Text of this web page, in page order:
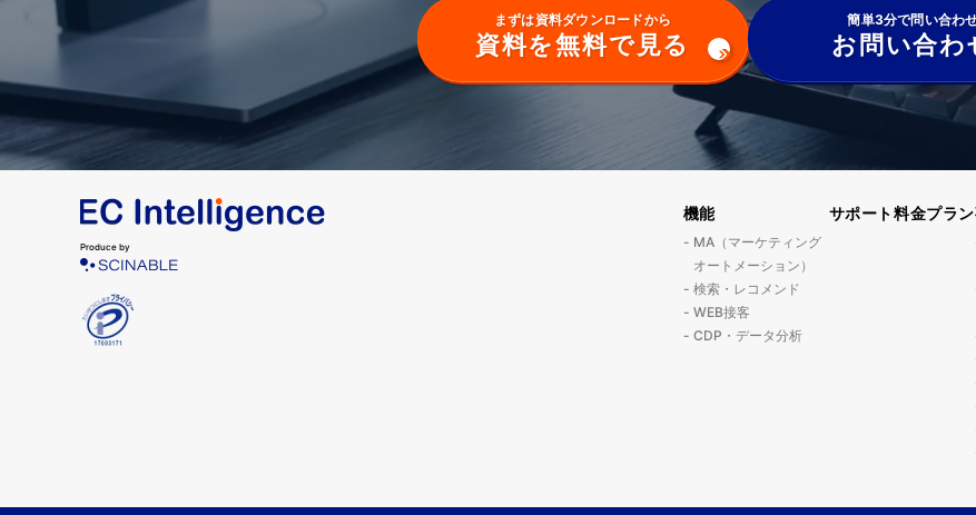
まずは資料ダウンロードから
資料を無料で見る
簡単3分で問い合わ
お問い合わ
Produce by
機能
MA（マーケティング
オートメーション）
検索・レコメンド
WEB接客
CDP・データ分析
サポート料金プラン